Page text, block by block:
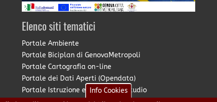
Elenco siti tematici
Portale Ambiente
Portale Biciplan di GenovaMetropoli
Portale Cartografia on-line
Portale dei Dati Aperti (Opendata)
Portale Istruzione e Diritto allo Studio
Info Cookies